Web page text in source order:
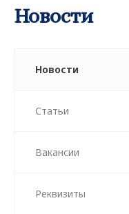
Новости
Новости
Статьи
Вакансии
Реквизиты